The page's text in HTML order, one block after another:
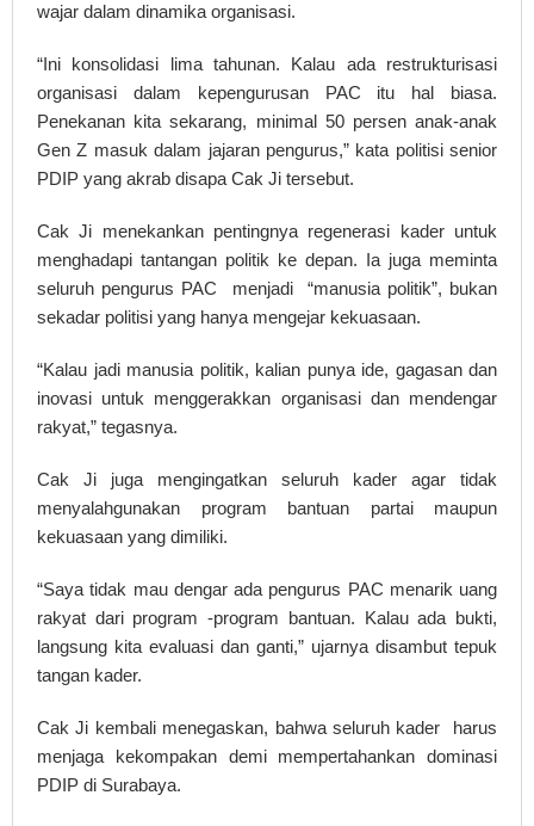
wajar dalam dinamika organisasi.
“Ini konsolidasi lima tahunan. Kalau ada restrukturisasi
organisasi dalam kepengurusan PAC itu hal biasa.
Penekanan kita sekarang, minimal 50 persen anak-anak
Gen Z masuk dalam jajaran pengurus,” kata politisi senior
PDIP yang akrab disapa Cak Ji tersebut.
Cak Ji menekankan pentingnya regenerasi kader untuk
menghadapi tantangan politik ke depan. Ia juga meminta
seluruh pengurus PAC menjadi “manusia politik”, bukan
sekadar politisi yang hanya mengejar kekuasaan.
“Kalau jadi manusia politik, kalian punya ide, gagasan dan
inovasi untuk menggerakkan organisasi dan mendengar
rakyat,” tegasnya.
Cak Ji juga mengingatkan seluruh kader agar tidak
menyalahgunakan program bantuan partai maupun
kekuasaan yang dimiliki.
“Saya tidak mau dengar ada pengurus PAC menarik uang
rakyat dari program -program bantuan. Kalau ada bukti,
langsung kita evaluasi dan ganti,” ujarnya disambut tepuk
tangan kader.
Cak Ji kembali menegaskan, bahwa seluruh kader harus
menjaga kekompakan demi mempertahankan dominasi
PDIP di Surabaya.